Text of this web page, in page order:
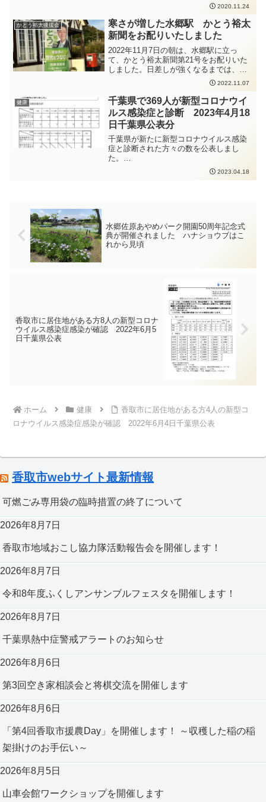
は無症状とのことです。また、推定感染
経路は県内患者との接触とのことです。
2020.11.24
かとう裕太後援会
寒さが増した水郷駅 かとう裕太
新聞をお配りいたしました
2022年11月7日の朝は、水郷駅に立っ
て、かとう裕太新聞第21号をお配りいた
しました。日差しが強くなるまでは、大
分寒さを強く感じるようになってきまし
た。いつものように立っていると、かと
う裕太新聞を受け取ってくれた高校生か
ら、「頑張ってください」と、あたたか
い応援をいただきました。ありがとうご
ざいます。また、ご近所の方にあいさつ
をしたところ、「いつも頑張ってるね」
と、声をかけていただき、出身高校を覚
えていてくださったようで、母校である
八千代松陰高校の後輩のみなさんの、大
学駅伝での活躍などについて、お話して
2022.11.07
健康
千葉県で369人が新型コロナウイ
ルス感染症と診断 2023年4月18
日千葉県公表分
千葉県が新たに新型コロナウイルス感染
症と診断された方々の数を公表しまし
た。
https://www.pref.chiba.lg.jp/shippei/press/
2023/ncov20230418-1.html 発生届出の対
化リスクがあり、かつ、新型コロナ罹患
により新たに酸素投与が必要な方妊娠さ
れている方 新型コロナウイルス感染症の
場面でのマスク着用、密集・密接・密閉
を避けることなどの感染症対策をしっか
りと行っていただくよう、お願いいたし
2023.04.18
水郷佐原あやめパーク開園50周年記念式
典が開催されました ハナショウブはこ
れから見頃
香取市に居住地がある方8人の新型コロナ
ウイルス感染症感染が確認 2022年6月5
日千葉県公表
ホーム 健康
香取市に居住地がある方4人の新型コ
ロナウイルス感染症感染が確認 2022年6月4日千葉県公表
香取市webサイト最新情報
可燃ごみ専用袋の臨時措置の終了について
2026年8月7日
香取市地域おこし協力隊活動報告会を開催します！
2026年8月7日
令和8年度ふくしアンサンブルフェスタを開催します！
2026年8月7日
千葉県熱中症警戒アラートのお知らせ
2026年8月6日
第3回空き家相談会と将棋交流を開催します
2026年8月6日
「第4回香取市援農Day」を開催します！ ～収穫した稲の稲
架掛けのお手伝い～
2026年8月5日
山車会館ワークショップを開催します